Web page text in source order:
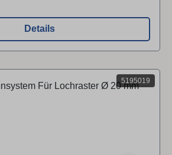
Details
5195019